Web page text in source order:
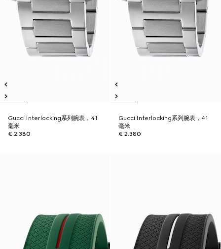
Gucci Interlocking系列腕表，41
毫米
€ 2.380
Gucci Interlocking系列腕表，41
毫米
€ 2.380